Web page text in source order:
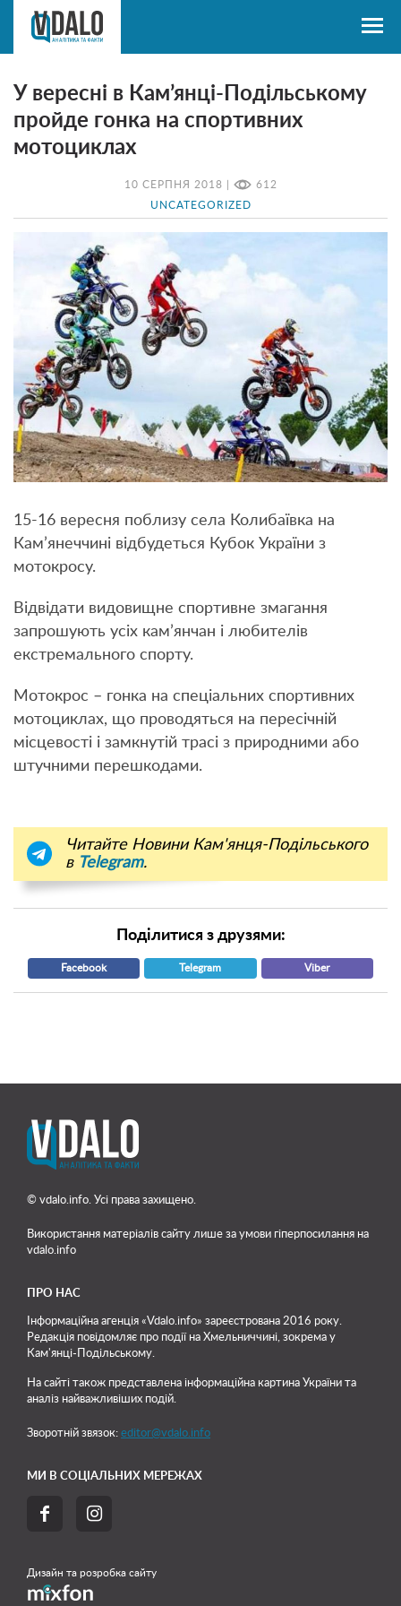
10 СЕРПНЯ 2018 | 612
UNCATEGORIZED
У вересні в Кам’янці-Подільському
пройде гонка на спортивних
мотоциклах
15-16 вересня поблизу села Колибаївка на
Кам’янеччині відбудеться Кубок України з
мотокросу.
Відвідати видовищне спортивне змагання
запрошують усіх кам’янчан і любителів
екстремального спорту.
Мотокрос – гонка на спеціальних спортивних
мотоциклах, що проводяться на пересічній
місцевості і замкнутій трасі з природними або
штучними перешкодами.
Читайте Новини Кам'янця-Подільського
в Telegram.
Поділитися з друзями:
Facebook Telegram Viber
© vdalo.info. Усі права захищено.
Використання матеріалів сайту лише за умови гіперпосилання на
vdalo.info
ПРО НАС
Інформаційна агенція «Vdalo.info» зареєстрована 2016 року.
Редакція повідомляє про події на Хмельниччині, зокрема у
Кам'янці-Подільському.
На сайті також представлена інформаційна картина України та
аналіз найважливіших подій.
Зворотній звязок: editor@vdalo.info
МИ В СОЦІАЛЬНИХ МЕРЕЖАХ
 
Дизайн та розробка сайту